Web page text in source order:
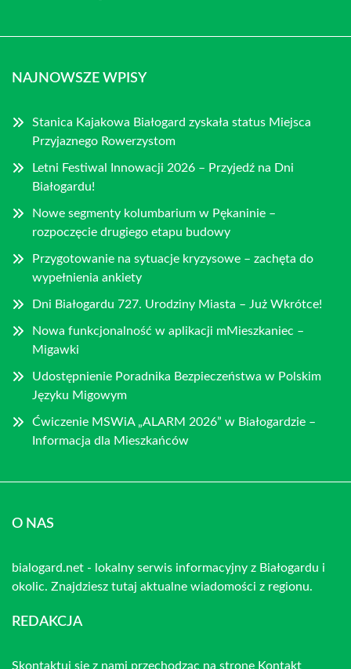
NAJNOWSZE WPISY
Stanica Kajakowa Białogard zyskała status Miejsca
Przyjaznego Rowerzystom
Letni Festiwal Innowacji 2026 – Przyjedź na Dni
Białogardu!
Nowe segmenty kolumbarium w Pękaninie –
rozpoczęcie drugiego etapu budowy
Przygotowanie na sytuacje kryzysowe – zachęta do
wypełnienia ankiety
Dni Białogardu 727. Urodziny Miasta – Już Wkrótce!
Nowa funkcjonalność w aplikacji mMieszkaniec –
Migawki
Udostępnienie Poradnika Bezpieczeństwa w Polskim
Języku Migowym
Ćwiczenie MSWiA „ALARM 2026” w Białogardzie –
Informacja dla Mieszkańców
O NAS
bialogard.net - lokalny serwis informacyjny z Białogardu i
okolic. Znajdziesz tutaj aktualne wiadomości z regionu.
REDAKCJA
Skontaktuj się z nami przechodząc na stronę Kontakt